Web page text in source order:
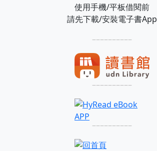
使用手機/平板借閱前
請先下載/安裝電子書App
––––––––––
––––––––––
––––––––––